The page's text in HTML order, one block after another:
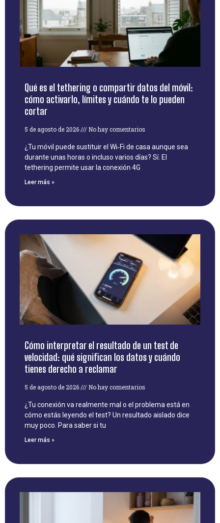
Qué es el tethering o compartir datos del móvil:
cómo activarlo, límites y cuándo te lo pueden
cortar
5 de agosto de 2026 No hay comentarios
¿Tu móvil puede sustituir el Wi‑Fi de casa aunque sea
durante unas horas o incluso varios días? Sí. El
tethering permite usar la conexión 4G
Leer más »
Cómo interpretar el resultado de un test de
velocidad: qué significan los datos y cuándo
tienes derecho a reclamar
5 de agosto de 2026 No hay comentarios
¿Tu conexión va realmente mal o el problema está en
cómo estás leyendo el test? Un resultado aislado dice
muy poco. Para saber si tu
Leer más »